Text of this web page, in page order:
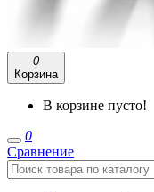
0
Корзина
В корзине пусто!
0
Сравнение